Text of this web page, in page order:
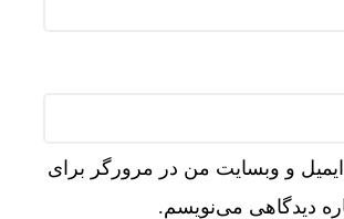
ایمیل و وبسایت من در مرورگر برای
دیدگاهی می‌نویسم.